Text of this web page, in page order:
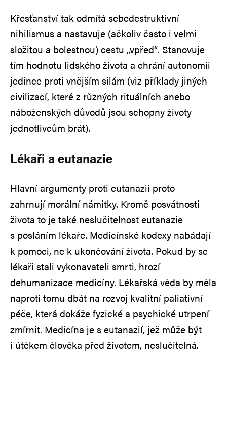
Křesťanství tak odmítá sebedestruktivní
nihilismus a nastavuje (ačkoliv často i velmi
složitou a bolestnou) cestu „vpřed“. Stanovuje
tím hodnotu lidského života a chrání autonomii
jedince proti vnějším silám (viz příklady jiných
civilizací, které z různých rituálních anebo
náboženských důvodů jsou schopny životy
jednotlivcům brát).
Lékaři a eutanazie
Hlavní argumenty proti eutanazii proto
zahrnují morální námitky. Kromě posvátnosti
života to je také neslučitelnost eutanazie
s posláním lékaře. Medicínské kodexy nabádají
k pomoci, ne k ukončování života. Pokud by se
lékaři stali vykonavateli smrti, hrozí
dehumanizace medicíny. Lékařská věda by měla
naproti tomu dbát na rozvoj kvalitní paliativní
péče, která dokáže fyzické a psychické utrpení
zmírnit. Medicína je s eutanazií, jež může být
i útěkem člověka před životem, neslučitelná.